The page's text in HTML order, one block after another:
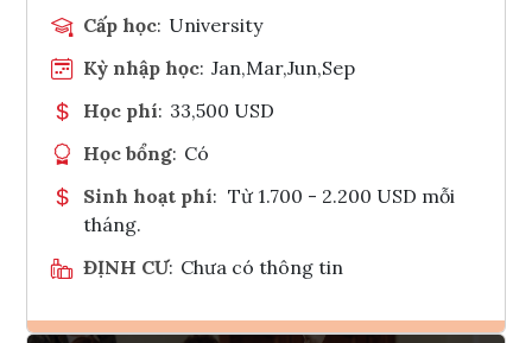
Cấp học: University
Kỳ nhập học: Jan,Mar,Jun,Sep
Học phí: 33,500 USD
Học bổng: Có
Sinh hoạt phí: Từ 1.700 - 2.200 USD mỗi
tháng.
ĐỊNH CƯ: Chưa có thông tin